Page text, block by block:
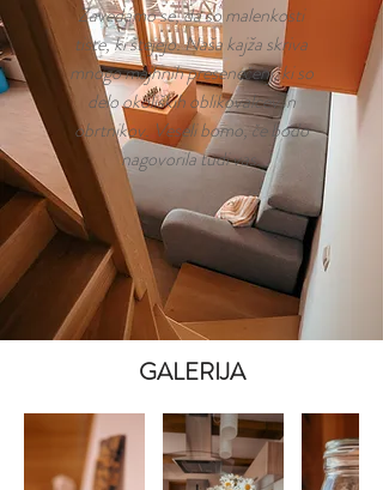
Zavedamo se, da so malenkosti
tiste, ki štejejo. Naša kajža skriva
mnogo majhnih presenečenj, ki so
delo okoliških oblikovalcev in
obrtnikov. Veseli bomo, če bodo
nagovorila tudi vas.
GALERIJA